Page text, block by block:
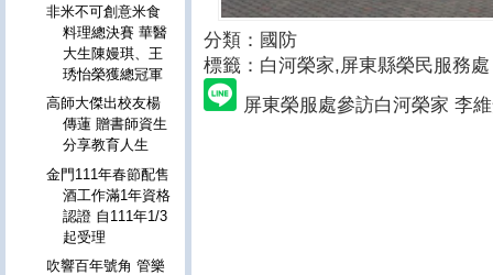
分類：國防
標籤：白河榮家,屏東縣榮民服務處
屏東榮服處參訪白河榮家 李
非米不可創意米食
料理總決賽 華醫
大生陳嫚琪、王
琇怡榮獲總冠軍
高師大傑出校友楊
傳蓮 贈書師資生
分享教育人生
金門111年春節配售
酒工作滿1年資格
認證 自111年1/3
起受理
吹響百年號角 管樂